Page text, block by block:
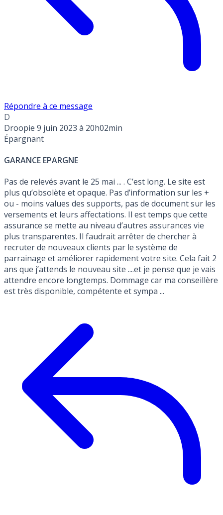
Répondre à ce message
D
Droopie 9 juin 2023 à 20h02min
Épargnant
GARANCE EPARGNE
Pas de relevés avant le 25 mai ... . C’est long. Le site est
plus qu’obsolète et opaque. Pas d’information sur les +
ou - moins values des supports, pas de document sur les
versements et leurs affectations. Il est temps que cette
assurance se mette au niveau d’autres assurances vie
plus transparentes. Il faudrait arrêter de chercher à
recruter de nouveaux clients par le système de
parrainage et améliorer rapidement votre site. Cela fait 2
ans que j’attends le nouveau site ....et je pense que je vais
attendre encore longtemps. Dommage car ma conseillère
est très disponible, compétente et sympa ...